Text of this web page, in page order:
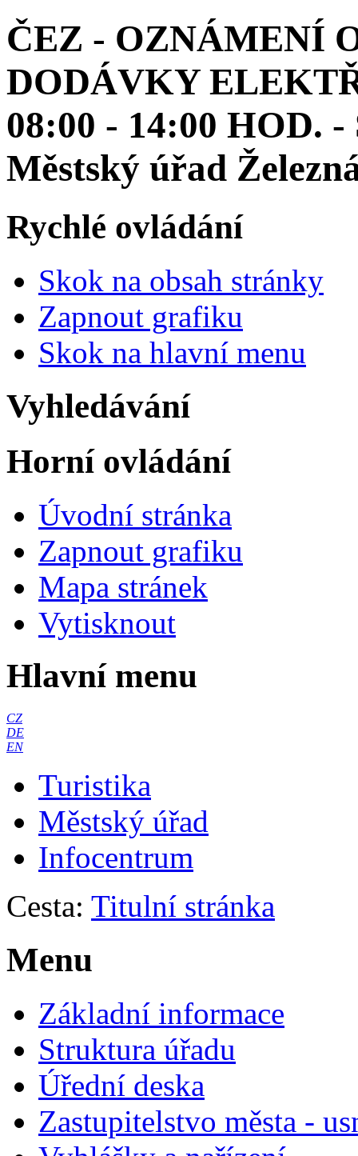
ČEZ - OZNÁMENÍ
DODÁVKY
08:00 - 14:00 HOD.
Městský úřad
Rychlé ovládání
Skok na obsah stránky
Zapnout grafiku
Skok na hlavní menu
Vyhledávání
Horní ovládání
Úvodní stránka
Zapnout grafiku
Mapa stránek
Vytisknout
Hlavní menu
CZ
DE
EN
Turistika
Městský úřad
Infocentrum
Cesta: Titulní stránka
Menu
Základní informace
Struktura úřadu
Úřední deska
Zastupitelstvo města -